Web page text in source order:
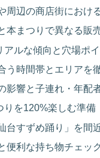
周辺の商店街におけ
本まつりで異なる販
アルな傾向と穴場ポイ
う時間帯とエリアを
影響と子連れ・年配
りを120%楽しむ準備
台すずめ踊り」を間
便利な持ち物チェッ